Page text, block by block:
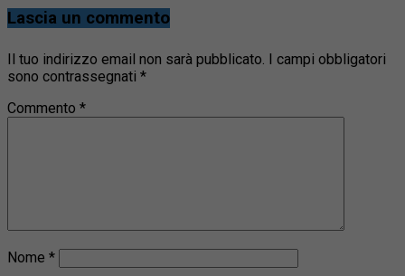
Lascia un commento
Il tuo indirizzo email non sarà pubblicato.
I campi obbligatori
sono contrassegnati *
Commento *
Nome *